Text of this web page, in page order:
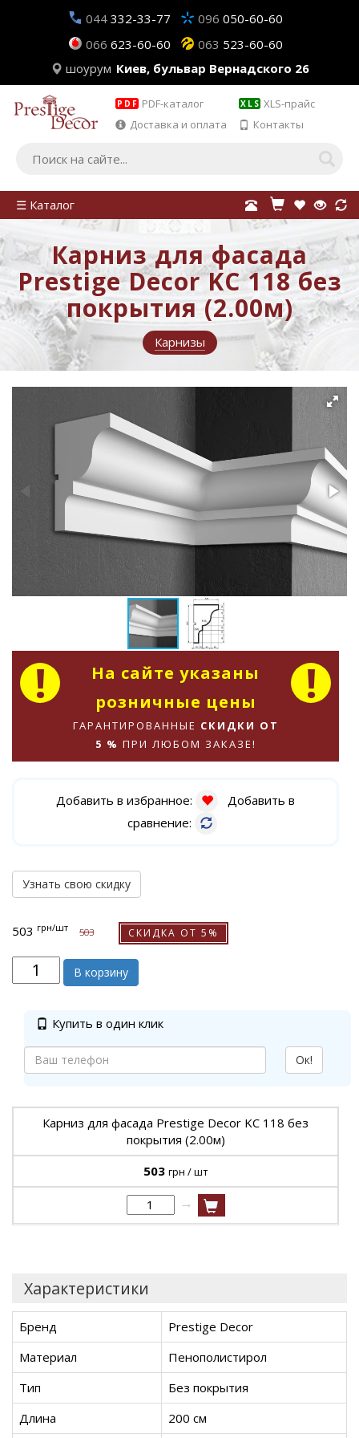
044 332-33-77 096 050-60-60
066 623-60-60 063 523-60-60
шоурум Киев, бульвар Вернадского 26
PDF PDF-каталог XLS XLS-прайс
Доставка и оплата
Контакты
☰ Каталог
Карниз для фасада
Prestige Decor KC 118 без
покрытия (2.00м)
Карнизы
На сайте указаны
розничные цены
ГАРАНТИРОВАННЫЕ СКИДКИ ОТ
5 % ПРИ ЛЮБОМ ЗАКАЗЕ!
Добавить в избранное:
Добавить в
сравнение:
Узнать свою скидку
503 грн/шт 503 СКИДКА ОТ 5%
В корзину
Купить в один клик
Ок!
Карниз для фасада Prestige Decor KC 118 без
покрытия (2.00м)
503 грн / шт
→
Характеристики
Бренд
Prestige Decor
Материал
Пенополистирол
Тип
Без покрытия
Длина
200 см